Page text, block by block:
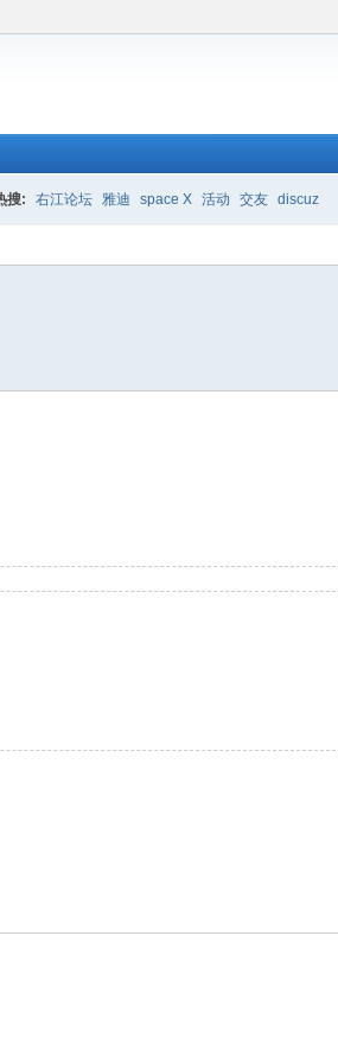
搜: 右江论坛 雅迪 space X 活动 交友 discuz